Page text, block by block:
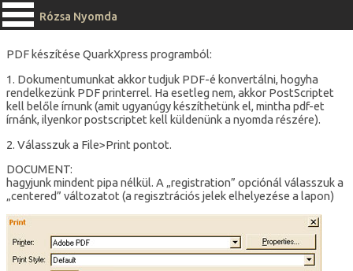
Rózsa Nyomda
PDF készítése QuarkXpress programból:
1. Dokumentumunkat akkor tudjuk PDF-é konvertálni, hogyha
rendelkezünk PDF printerrel. Ha esetleg nem, akkor PostScriptet
kell belőle írnunk (amit ugyanúgy készíthetünk el, mintha pdf-et
írnánk, ilyenkor postscriptet kell küldenünk a nyomda részére).
2. Válasszuk a File>Print pontot.
DOCUMENT:
hagyjunk mindent pipa nélkül. A „registration” opciónál válasszuk a
„centered” változatot (a regisztrációs jelek elhelyezése a lapon)